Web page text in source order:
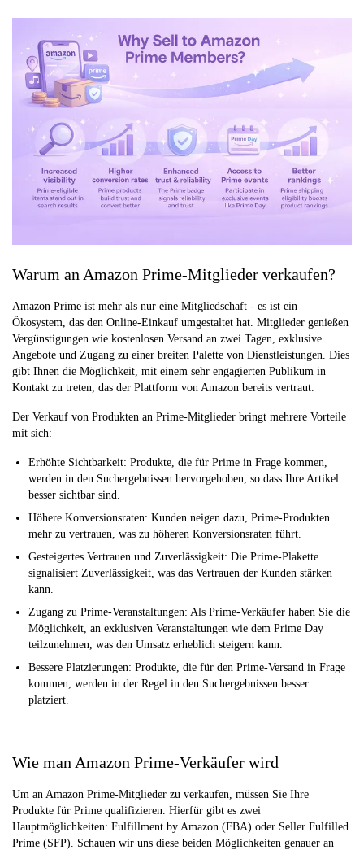
Warum an Amazon Prime-Mitglieder verkaufen?
Amazon Prime ist mehr als nur eine Mitgliedschaft - es ist ein
Ökosystem, das den Online-Einkauf umgestaltet hat. Mitglieder genießen
Vergünstigungen wie kostenlosen Versand an zwei Tagen, exklusive
Angebote und Zugang zu einer breiten Palette von Dienstleistungen. Dies
gibt Ihnen die Möglichkeit, mit einem sehr engagierten Publikum in
Kontakt zu treten, das der Plattform von Amazon bereits vertraut.
Der Verkauf von Produkten an Prime-Mitglieder bringt mehrere Vorteile
mit sich:
Erhöhte Sichtbarkeit: Produkte, die für Prime in Frage kommen,
werden in den Suchergebnissen hervorgehoben, so dass Ihre Artikel
besser sichtbar sind.
Höhere Konversionsraten: Kunden neigen dazu, Prime-Produkten
mehr zu vertrauen, was zu höheren Konversionsraten führt.
Gesteigertes Vertrauen und Zuverlässigkeit: Die Prime-Plakette
signalisiert Zuverlässigkeit, was das Vertrauen der Kunden stärken
kann.
Zugang zu Prime-Veranstaltungen: Als Prime-Verkäufer haben Sie die
Möglichkeit, an exklusiven Veranstaltungen wie dem Prime Day
teilzunehmen, was den Umsatz erheblich steigern kann.
Bessere Platzierungen: Produkte, die für den Prime-Versand in Frage
kommen, werden in der Regel in den Suchergebnissen besser
platziert.
Wie man Amazon Prime-Verkäufer wird
Um an Amazon Prime-Mitglieder zu verkaufen, müssen Sie Ihre
Produkte für Prime qualifizieren. Hierfür gibt es zwei
Hauptmöglichkeiten: Fulfillment by Amazon (FBA) oder Seller Fulfilled
Prime (SFP). Schauen wir uns diese beiden Möglichkeiten genauer an